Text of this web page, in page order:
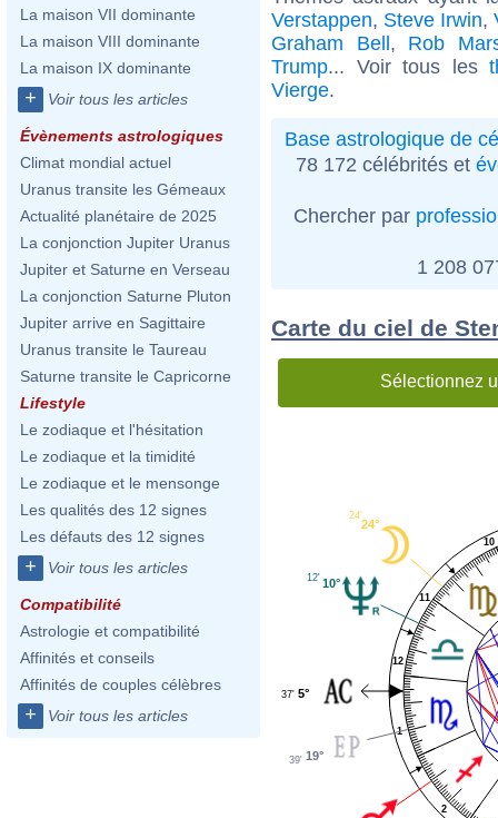
La maison VII dominante
La maison VIII dominante
La maison IX dominante
+ Voir tous les articles
Évènements astrologiques
Climat mondial actuel
Uranus transite les Gémeaux
Actualité planétaire de 2025
La conjonction Jupiter Uranus
Jupiter et Saturne en Verseau
La conjonction Saturne Pluton
Jupiter arrive en Sagittaire
Uranus transite le Taureau
Saturne transite le Capricorne
Lifestyle
Le zodiaque et l'hésitation
Le zodiaque et la timidité
Le zodiaque et le mensonge
Les qualités des 12 signes
Les défauts des 12 signes
+ Voir tous les articles
Compatibilité
Astrologie et compatibilité
Affinités et conseils
Affinités de couples célèbres
+ Voir tous les articles
Verstappen, Steve Irwin,
Graham Bell, Rob
Trump... Voir tous les
Vierge.
Base astrologique de
78 172 célébrités et
Chercher par
1 208
Carte du ciel de
Sélectionnez
1
2
10
11
12
24°
24'
10°
12'
5°
37'
19°
39'